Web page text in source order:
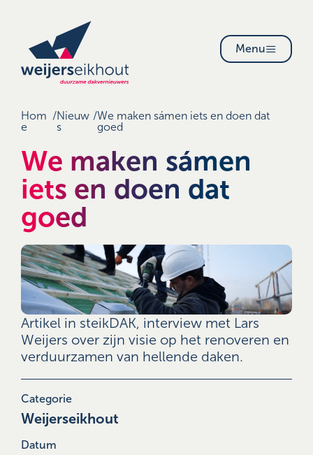
Menu
Hom
e
/Nieuw
s
/We maken sámen iets en doen dat
goed
We maken sámen
iets en doen dat
goed
Artikel in steikDAK, interview met Lars
Weijers over zijn visie op het renoveren en
verduurzamen van hellende daken.
Categorie
Datum
Weijerseikhout